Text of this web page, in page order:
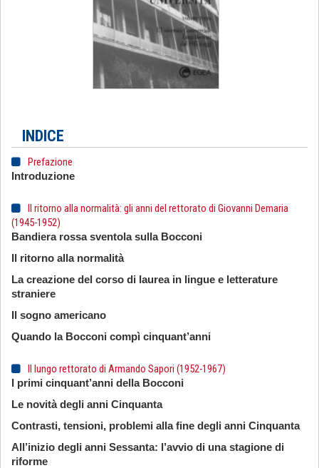
INDICE
Prefazione
Introduzione
Il ritorno alla normalità: gli anni del rettorato di Giovanni Demaria
(1945-1952)
Bandiera rossa sventola sulla Bocconi
Il ritorno alla normalità
La creazione del corso di laurea in lingue e letterature
straniere
Il sogno americano
Quando la Bocconi compì cinquant’anni
Il lungo rettorato di Armando Sapori (1952-1967)
I primi cinquant’anni della Bocconi
Le novità degli anni Cinquanta
Contrasti, tensioni, problemi alla fine degli anni Cinquanta
All’inizio degli anni Sessanta: l’avvio di una stagione di
riforme